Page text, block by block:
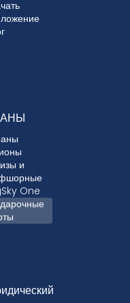
в
когда это
с
где ваше
и
One